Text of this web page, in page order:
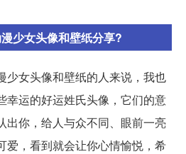
少女头像和壁纸分享?
少女头像和壁纸的人来说，我也
幸运的好运姓氏头像，它们的意
出你，给人与众不同、眼前一亮
爱，看到就会让你心情愉悦，希